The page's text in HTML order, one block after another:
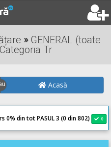
»GENERAL (toate
Tr
Acasă
0% din tot PASUL 3 (0 din 802) 0